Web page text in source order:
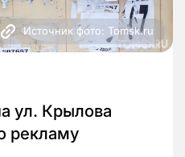
Источник фото: Tomsk.ru
ул. Крылова
рекламу